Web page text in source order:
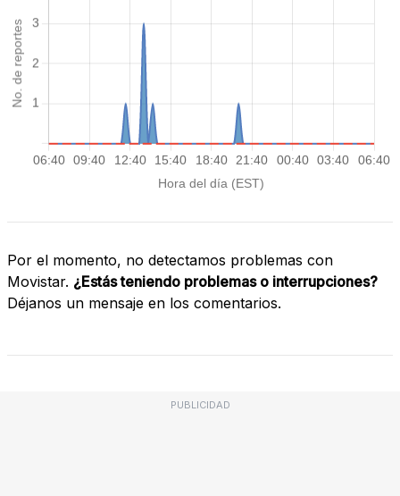
Por el momento, no detectamos problemas con
Movistar. ¿Estás teniendo problemas o interrupciones?
Déjanos un mensaje en los comentarios.
PUBLICIDAD